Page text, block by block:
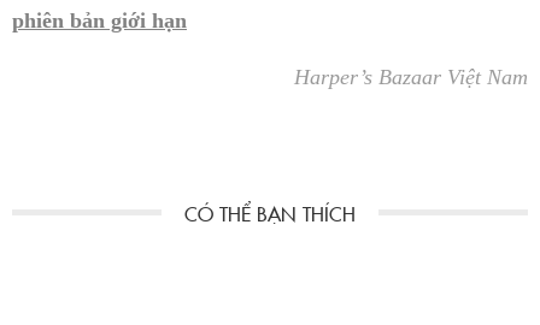
phiên bản giới hạn
Harper’s Bazaar Việt Nam